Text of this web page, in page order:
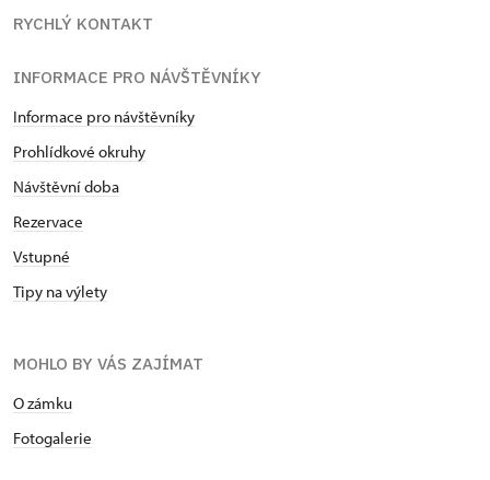
RYCHLÝ KONTAKT
INFORMACE PRO NÁVŠTĚVNÍKY
Informace pro návštěvníky
Prohlídkové okruhy
Návštěvní doba
Rezervace
Vstupné
Tipy na výlety
MOHLO BY VÁS ZAJÍMAT
O zámku
Fotogalerie